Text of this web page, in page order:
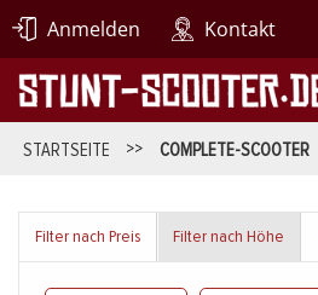
Anmelden Kontakt
STARTSEITE >> COMPLETE-SCOOTER
Filter nach Preis Filter nach Höhe